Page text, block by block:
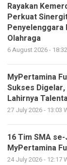
Rayakan
Perkuat
Penyelenggara
Olahraga
6 August 2026 -
MyPertamina
Sukses
Lahirnya
27 July 2026 - 13:03
16 Tim SMA
MyPertamina
24 July 2026 - 12:17